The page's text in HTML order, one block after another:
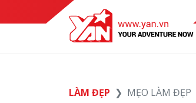
LÀM ĐẸP MẸO LÀM ĐẸP